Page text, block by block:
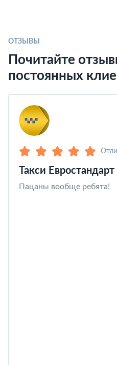
ОТЗЫВЫ
Почитайте
постоянных
Такси Евростандарт
Пацаны вообще ребята!